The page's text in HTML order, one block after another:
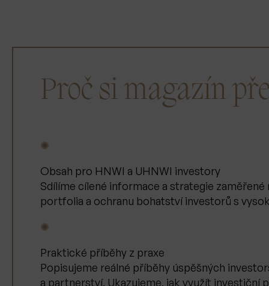
Proč si magazín
✺
Obsah pro HNWI a UHNWI investory
Sdílíme cílené informace a strategie zaměřené
portfolia a ochranu bohatství investorů s
✺
Praktické příběhy z praxe
Popisujeme reálné příběhy úspěšných
a partnerství. Ukazujeme, jak využít investiční